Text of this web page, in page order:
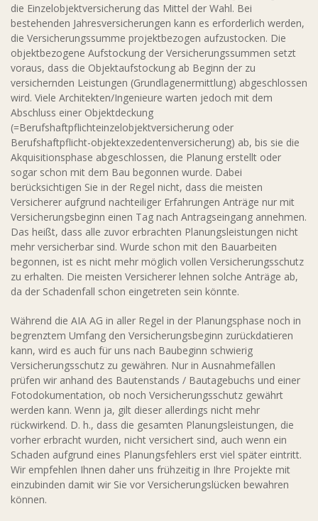
die Einzelobjektversicherung das Mittel der Wahl. Bei
bestehenden Jahresversicherungen kann es erforderlich werden,
die Versicherungssumme projektbezogen aufzustocken. Die
objektbezogene Aufstockung der Versicherungssummen setzt
voraus, dass die Objektaufstockung ab Beginn der zu
versichernden Leistungen (Grundlagenermittlung) abgeschlossen
wird. Viele Architekten/Ingenieure warten jedoch mit dem
Abschluss einer Objektdeckung
(=Berufshaftpflichteinzelobjektversicherung oder
Berufshaftpflicht-objektexzedentenversicherung) ab, bis sie die
Akquisitionsphase abgeschlossen, die Planung erstellt oder
sogar schon mit dem Bau begonnen wurde. Dabei
berücksichtigen Sie in der Regel nicht, dass die meisten
Versicherer aufgrund nachteiliger Erfahrungen Anträge nur mit
Versicherungsbeginn einen Tag nach Antragseingang annehmen.
Das heißt, dass alle zuvor erbrachten Planungsleistungen nicht
mehr versicherbar sind. Wurde schon mit den Bauarbeiten
begonnen, ist es nicht mehr möglich vollen Versicherungsschutz
zu erhalten. Die meisten Versicherer lehnen solche Anträge ab,
da der Schadenfall schon eingetreten sein könnte.
Während die AIA AG in aller Regel in der Planungsphase noch in
begrenztem Umfang den Versicherungsbeginn zurückdatieren
kann, wird es auch für uns nach Baubeginn schwierig
Versicherungsschutz zu gewähren. Nur in Ausnahmefällen
prüfen wir anhand des Bautenstands / Bautagebuchs und einer
Fotodokumentation, ob noch Versicherungsschutz gewährt
werden kann. Wenn ja, gilt dieser allerdings nicht mehr
rückwirkend. D. h., dass die gesamten Planungsleistungen, die
vorher erbracht wurden, nicht versichert sind, auch wenn ein
Schaden aufgrund eines Planungsfehlers erst viel später eintritt.
Wir empfehlen Ihnen daher uns frühzeitig in Ihre Projekte mit
einzubinden damit wir Sie vor Versicherungslücken bewahren
können.